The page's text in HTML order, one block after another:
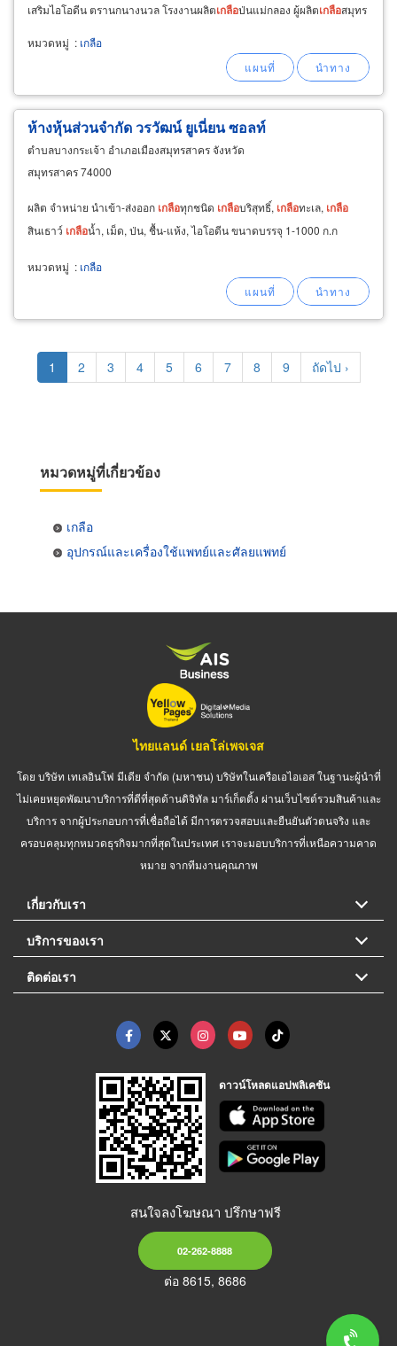
เสริมไอโอดีน ตรานกนางนวล โรงงานผลิตเกลือป่นแม่กลอง ผู้ผลิตเกลือสมุทร
หมวดหมู่ : เกลือ
ห้างหุ้นส่วนจำกัด วรวัฒน์ ยูเนี่ยน ซอลท์
ตำบลบางกระเจ้า อำเภอเมืองสมุทรสาคร จังหวัด
สมุทรสาคร 74000
ผลิต จำหน่าย นำเข้า-ส่งออก เกลือทุกชนิด เกลือบริสุทธิ์, เกลือทะเล, เกลือ
สินเธาว์ เกลือน้ำ, เม็ด, ป่น, ชื้น-แห้ง, ไอโอดีน ขนาดบรรจุ 1-1000 ก.ก
หมวดหมู่ : เกลือ
Pagination
Current
page
1 Page
2 Page
3 Page
4 Page
5 Page
6 Page
7 Page
8 Page
9
Next
page
ถัดไป ›
หมวดหมู่ที่เกี่ยวข้อง
เกลือ
อุปกรณ์และเครื่องใช้แพทย์และศัลยแพทย์
ไทยแลนด์ เยลโล่เพจเจส
โดย บริษัท เทเลอินโฟ มีเดีย จำกัด (มหาชน) บริษัทในเครือเอไอเอส ในฐานะผู้นำที่
ไม่เคยหยุดพัฒนาบริการที่ดีที่สุดด้านดิจิทัล มาร์เก็ตติ้ง ผ่านเว็บไซต์รวมสินค้าและ
บริการ จากผู้ประกอบการที่เชื่อถือได้ มีการตรวจสอบและยืนยันตัวตนจริง และ
ครอบคลุมทุกหมวดธุรกิจมากที่สุดในประเทศ เราจะมอบบริการที่เหนือความคาด
หมาย จากทีมงานคุณภาพ
เกี่ยวกับเรา
บริการของเรา
ติดต่อเรา
ดาวน์โหลดแอปพลิเคชัน
สนใจลงโฆษณา ปรึกษาฟรี
02-262-8888
ต่อ 8615, 8686